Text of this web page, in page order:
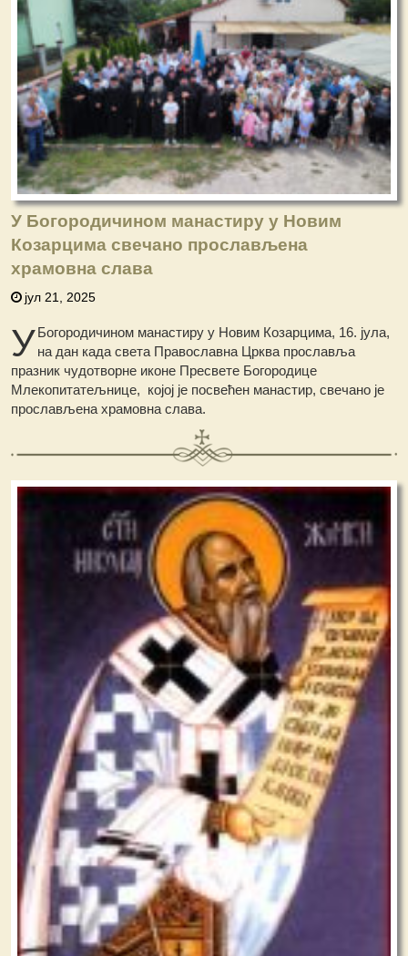
У Богородичином манастиру у Новим
Козарцима свечано прослављена
храмовна слава
јул 21, 2025
УБогородичином манастиру у Новим Козарцима, 16. јула,
на дан када света Православна Црква прославља
празник чудотворне иконе Пресвете Богородице
Млекопитатељнице, којој је посвећен манастир, свечано је
прослављена храмовна слава.